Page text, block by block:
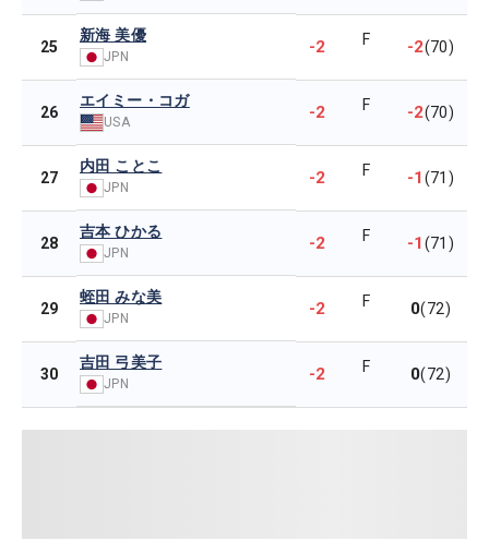
25
新海 美優
JPN -2 F -2(70)
26
エイミー・コガ
USA -2 F -2(70)
27
内田 ことこ
JPN -2 F -1(71)
28
吉本 ひかる
JPN -2 F -1(71)
29
蛭田 みな美
JPN -2 F 0(72)
30
吉田 弓美子
JPN -2 F 0(72)